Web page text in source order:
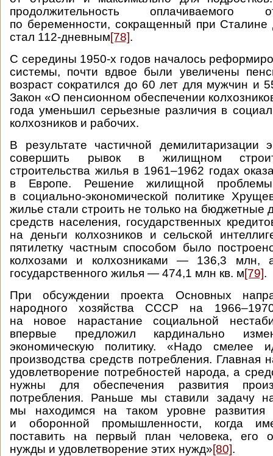
продолжительность оплачиваемого
по беременности, сокращенный при
стал 112-дневным[78].
С середины 1950-х годов началось
системы, почти вдвое были увеличены
возраст сократился до 60 лет для мужчин и
Закон «О пенсионном обеспечении
года уменьшил серьезные различия в
колхозников и рабочих.
В результате частичной демилитаризации
совершить рывок в жилищном
строительства жилья в 1961–1962 годах
в Европе. Решение жилищной
в социально-экономической политике
жилье стали строить не только на бюджетные
средств населения, государственных
на деньги колхозников и сельской
пятилетку частным способом было
колхозами и колхозниками — 136,3 млн,
государственного жилья — 474,1 млн кв. м[79].
При обсуждении проекта Основных
народного хозяйства СССР на
на новое нарастание социальной
впервые предложил кардинально
экономическую политику. «Надо смелее
производства средств потребления.
удовлетворение потребностей народа, а
нужны для обеспечения развития
потребления. Раньше мы ставили задачу
мы находимся на таком уровне развития
и оборонной промышленности, когда
поставить на первый план человека, его
нужды и удовлетворение этих нужд»[80].